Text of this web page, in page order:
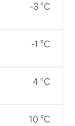
-3 °C
-1 °C
4 °C
10 °C